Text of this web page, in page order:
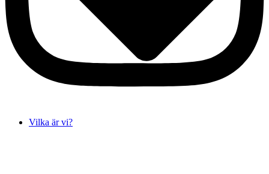
Vilka är vi?